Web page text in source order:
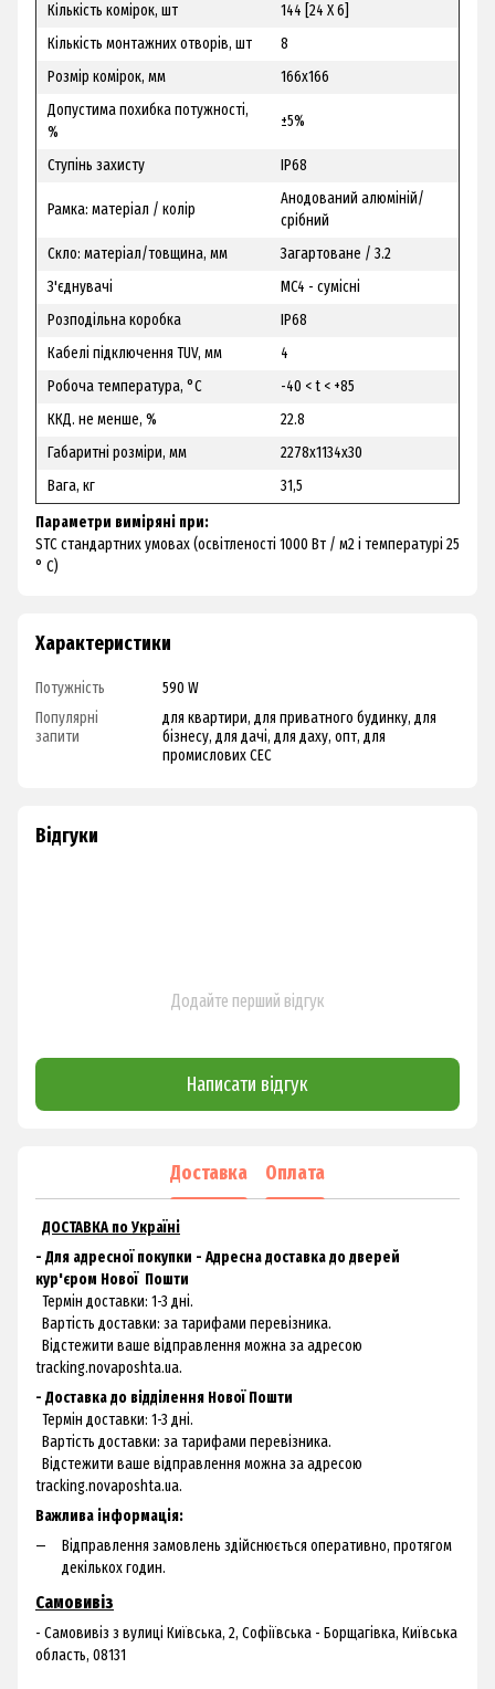
Кількість комірок, шт
144 [24 X 6]
Кількість монтажних отворів, шт
8
Розмір комірок, мм
166х166
Допустима похибка потужності,
%
±5%
Ступінь захисту IP68
Рамка: матеріал / колір
Анодований алюміній/
срібний
Скло: матеріал/товщина, мм
Загартоване / 3.2
З'єднувачі
MC4 - сумісні
Розподільна коробка
IP68
Кабелі підключення TUV, мм
4
Робоча температура, °С
-40 < t < +85
ККД. не менше, %
22.8
Габаритні розміри, мм
2278х1134х30
Вага, кг
31,5
Параметри виміряні при:
STC стандартних умовах (освітленості 1000 Вт / м2 і температурі 25
° С)
Характеристики
Потужність
590 W
Популярні
запити
для квартири, для приватного будинку, для
бізнесу, для дачі, для даху, опт, для
промислових СЕС
Відгуки
Додайте перший відгук
Написати відгук
Доставка Оплата
ДОСТАВКА по Україні
- Для адресної покупки - Адресна доставка до дверей
кур'єром Нової Пошти
Термін доставки: 1-3 дні.
Вартість доставки: за тарифами перевізника.
Відстежити ваше відправлення можна за адресою
tracking.novaposhta.ua.
- Доставка до відділення Нової Пошти
Термін доставки: 1-3 дні.
Вартість доставки: за тарифами перевізника.
Відстежити ваше відправлення можна за адресою
tracking.novaposhta.ua.
Важлива інформація:
Відправлення замовлень здійснюється оперативно, протягом
декількох годин.
Самовивіз
- Самовивіз з вулиці Київська, 2, Софіївська - Борщагівка, Київська
область, 08131